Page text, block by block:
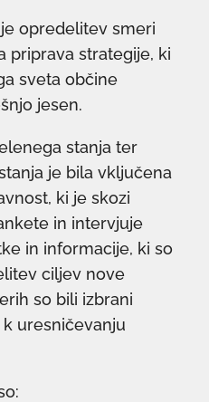
opredelitev smeri
priprava strategije, ki
sveta občine
jesen.
stanja ter
je bila vključena
ki je skozi
in intervjuje
in informacije, ki so
ciljev nove
so bili izbrani
uresničevanju